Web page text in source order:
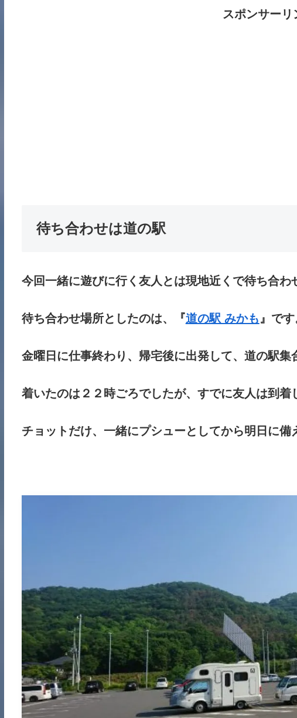
スポンサーリ
待ち合わせは道の駅
今回一緒に遊びに行く友人とは現地近くで待ち合わ
待ち合わせ場所としたのは、『道の駅 みかも』です
金曜日に仕事終わり、帰宅後に出発して、道の駅集
着いたのは２２時ごろでしたが、すでに友人は到着
チョットだけ、一緒にプシューとしてから明日に備